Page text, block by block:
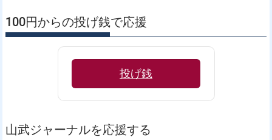
100円からの投げ銭で応援
投げ銭
山武ジャーナルを応援する